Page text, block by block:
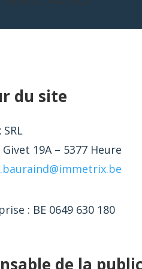
du site
19A – 5377 Heure
: BE 0649 630 180
de la